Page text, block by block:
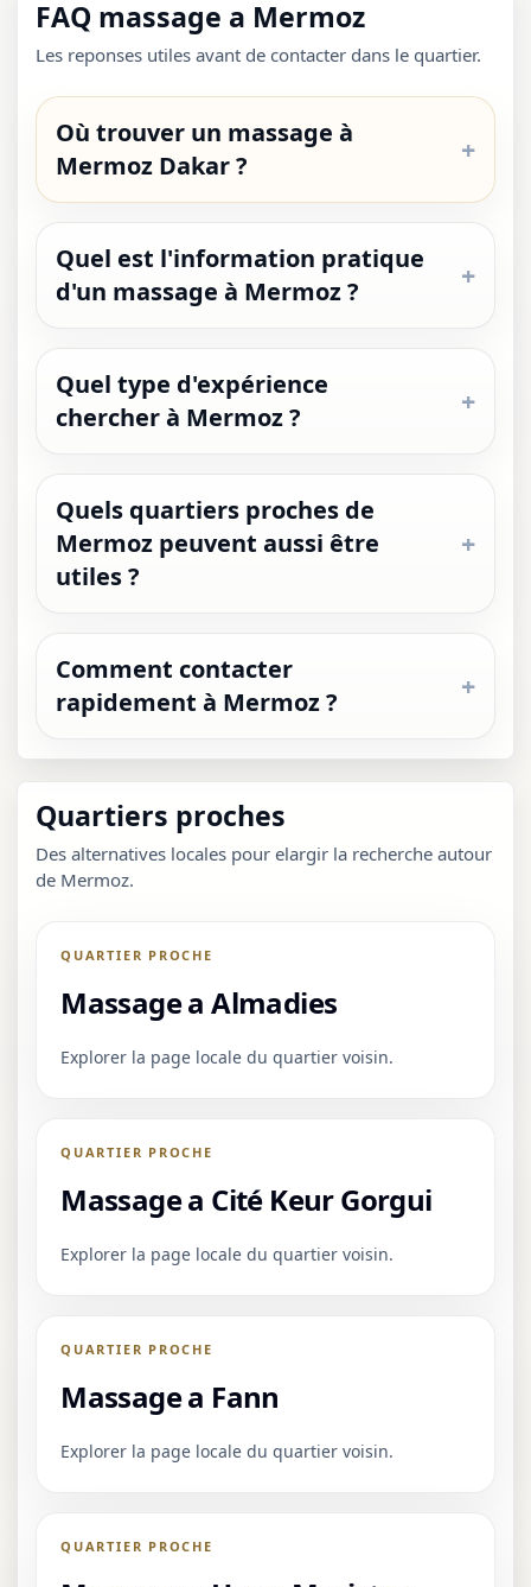
FAQ massage a Mermoz
Les reponses utiles avant de contacter dans le quartier.
Où trouver un massage à
Mermoz Dakar ?
Quel est l'information pratique
d'un massage à Mermoz ?
Quel type d'expérience
chercher à Mermoz ?
Quels quartiers proches de
Mermoz peuvent aussi être
utiles ?
Comment contacter
rapidement à Mermoz ?
Quartiers proches
Des alternatives locales pour elargir la recherche autour
de Mermoz.
QUARTIER PROCHE
Massage a Almadies
Explorer la page locale du quartier voisin.
QUARTIER PROCHE
Massage a Cité Keur Gorgui
Explorer la page locale du quartier voisin.
QUARTIER PROCHE
Massage a Fann
Explorer la page locale du quartier voisin.
QUARTIER PROCHE